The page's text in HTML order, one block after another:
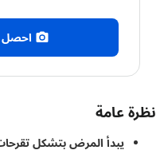
احصل على
عامة
يبدأ المرض بتشكل تقرحات